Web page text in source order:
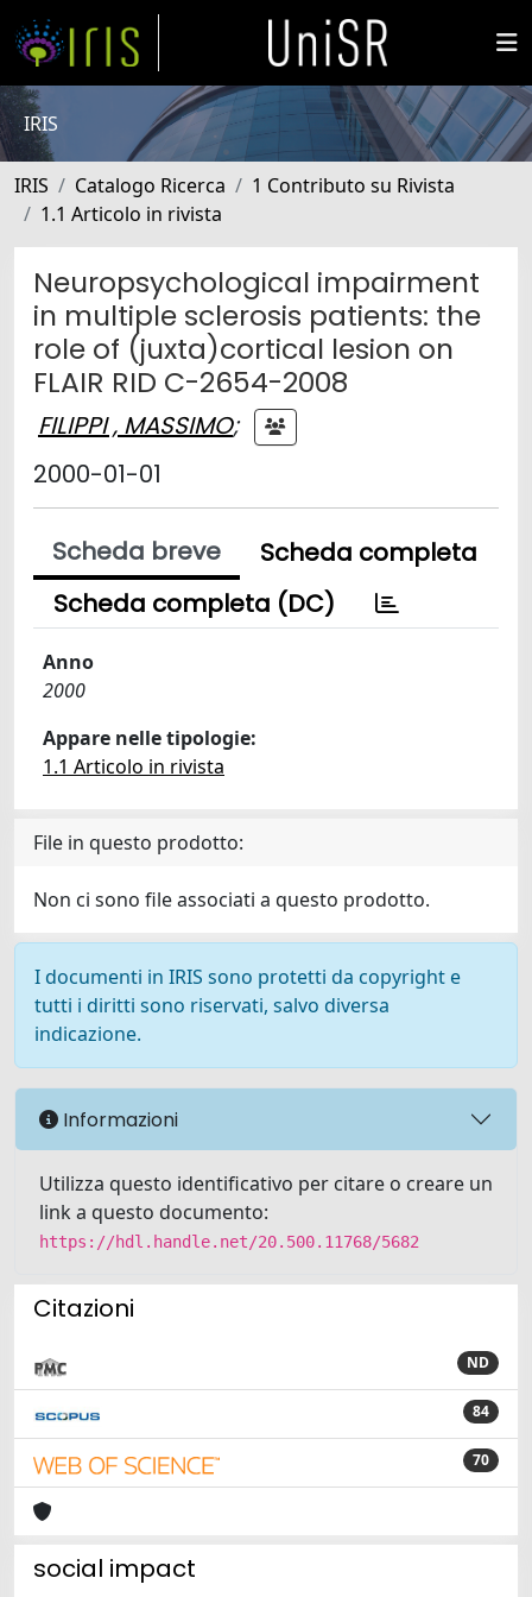
IRIS
IRIS Catalogo Ricerca
1 Contributo su Rivista
1.1 Articolo in rivista
Neuropsychological impairment
in multiple sclerosis patients: the
role of (juxta)cortical lesion on
FLAIR RID C-2654-2008
FILIPPI , MASSIMO;
2000-01-01
Scheda breve
Scheda completa
Scheda completa (DC)
Anno
2000
Appare nelle tipologie:
1.1 Articolo in rivista
File in questo prodotto:
Non ci sono file associati a questo prodotto.
I documenti in IRIS sono protetti da copyright e
tutti i diritti sono riservati, salvo diversa
indicazione.
Informazioni
Utilizza questo identificativo per citare o creare un
link a questo documento:
https://hdl.handle.net/20.500.11768/5682
Citazioni
ND
84
70
social impact